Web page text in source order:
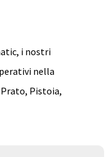
i nostri
nella
Prato, Pistoia,